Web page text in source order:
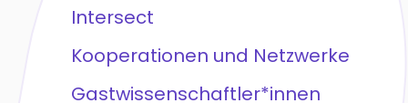
Intersect
Kooperationen und Netzwerke
Gastwissenschaftler*innen